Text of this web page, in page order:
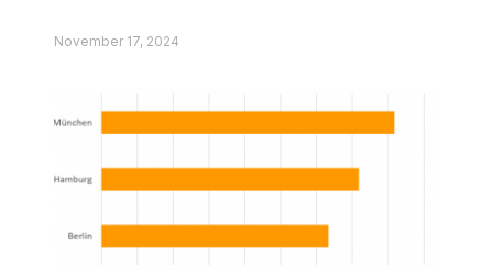
November 17, 2024